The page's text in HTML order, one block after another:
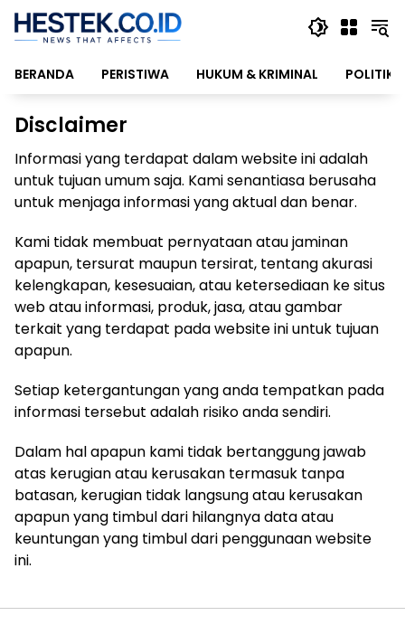
Langsung
konten
BERANDA
PERISTIWA HUKUM & KRIMINAL POLITIK
Disclaimer
Informasi yang terdapat dalam website ini adalah
untuk tujuan umum saja. Kami senantiasa berusaha
untuk menjaga informasi yang aktual dan benar.
Kami tidak membuat pernyataan atau jaminan
apapun, tersurat maupun tersirat, tentang akurasi
kelengkapan, kesesuaian, atau ketersediaan ke situs
web atau informasi, produk, jasa, atau gambar
terkait yang terdapat pada website ini untuk tujuan
apapun.
Setiap ketergantungan yang anda tempatkan pada
informasi tersebut adalah risiko anda sendiri.
Dalam hal apapun kami tidak bertanggung jawab
atas kerugian atau kerusakan termasuk tanpa
batasan, kerugian tidak langsung atau kerusakan
apapun yang timbul dari hilangnya data atau
keuntungan yang timbul dari penggunaan website
ini.